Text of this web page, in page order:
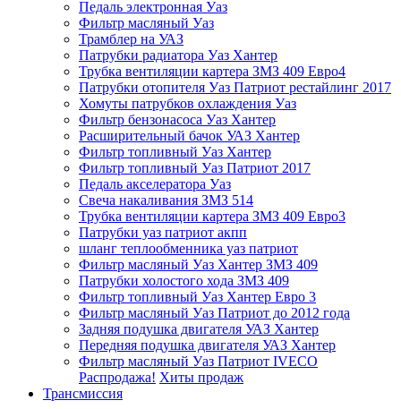
Педаль электронная Уаз
Фильтр масляный Уаз
Трамблер на УАЗ
Патрубки радиатора Уаз Хантер
Трубка вентиляции картера ЗМЗ 409 Евро4
Патрубки отопителя Уаз Патриот рестайлинг 2017
Хомуты патрубков охлаждения Уаз
Фильтр бензонасоса Уаз Хантер
Расширительный бачок УАЗ Хантер
Фильтр топливный Уаз Хантер
Фильтр топливный Уаз Патриот 2017
Педаль акселератора Уаз
Свеча накаливания ЗМЗ 514
Трубка вентиляции картера ЗМЗ 409 Евро3
Патрубки уаз патриот акпп
шланг теплообменника уаз патриот
Фильтр масляный Уаз Хантер ЗМЗ 409
Патрубки холостого хода ЗМЗ 409
Фильтр топливный Уаз Хантер Евро 3
Фильтр масляный Уаз Патриот до 2012 года
Задняя подушка двигателя УАЗ Хантер
Передняя подушка двигателя УАЗ Хантер
Фильтр масляный Уаз Патриот IVECO
Распродажа! Хиты продаж
Трансмиссия